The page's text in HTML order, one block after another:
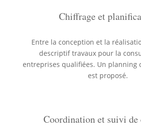
Chiffrage et
Entre la conception et la
descriptif travaux pour la
entreprises qualifiées. Un planning
est proposé.
Coordination et suivi de